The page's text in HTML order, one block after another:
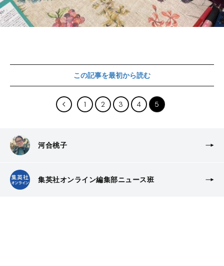
この記事を最初から読む
1 2 3 4 5
河合桃子
集英社オンライン編集部ニュース班